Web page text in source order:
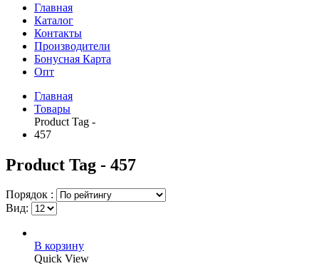
Главная
Каталог
Контакты
Производители
Бонусная Карта
Опт
Главная
Товары
Product Tag -
457
Product Tag - 457
Порядок :
Вид:
В корзину
Quick View